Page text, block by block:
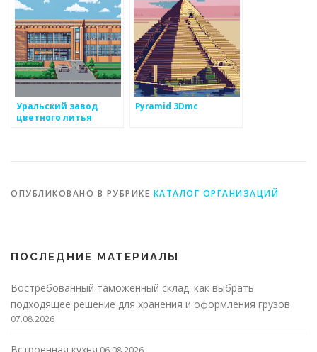
Уральский завод
цветного литья
Pyramid 3Dmc
ОПУБЛИКОВАНО В РУБРИКЕ КАТАЛОГ ОРГАНИЗАЦИЙ
ПОСЛЕДНИЕ МАТЕРИАЛЫ
Востребованный таможенный склад: как выбрать
подходящее решение для хранения и оформления грузов
07.08.2026